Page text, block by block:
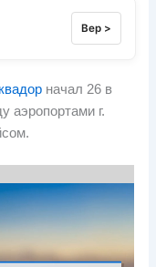
Вер >
начал 26 в
аэропортами г.